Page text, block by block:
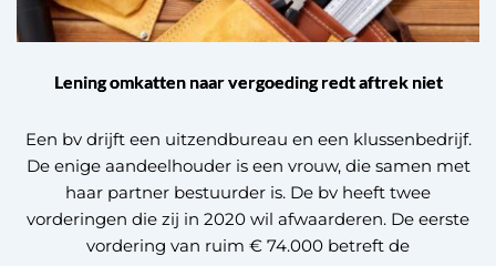
Lening omkatten naar vergoeding redt aftrek niet
Een bv drijft een uitzendbureau en een klussenbedrijf.
De enige aandeelhouder is een vrouw, die samen met
haar partner bestuurder is. De bv heeft twee
vorderingen die zij in 2020 wil afwaarderen. De eerste
vordering van ruim € 74.000 betreft de